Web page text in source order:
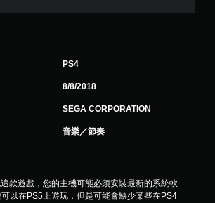
5
PS4
8/8/2018
SEGA CORPORATION
音樂／節奏
款遊戲，您的主機可能必須安裝最新的系統軟
以在PS5上遊玩，但是可能會缺少某些在PS4